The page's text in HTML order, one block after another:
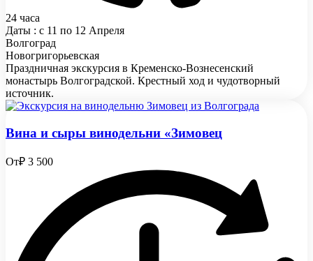
24 часа
Даты : с 11 по 12 Апреля
Волгоград
Новогригорьевская
Праздничная экскурсия в Кременско-Вознесенский
монастырь Волгоградской. Крестный ход и чудотворный
источник.
Вина и сыры винодельни «Зимовец
От₽ 3 500